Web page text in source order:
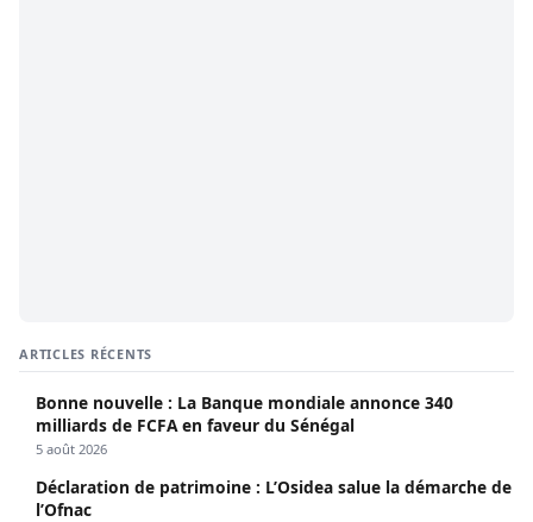
ARTICLES RÉCENTS
Bonne nouvelle : La Banque mondiale annonce 340
milliards de FCFA en faveur du Sénégal
5 août 2026
Déclaration de patrimoine : L’Osidea salue la démarche de
l’Ofnac